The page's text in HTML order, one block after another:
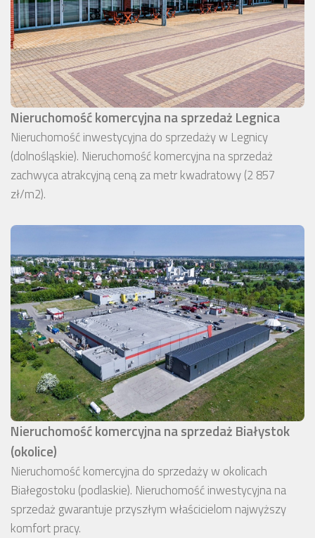
Nieruchomość komercyjna na sprzedaż Legnica
Nieruchomość inwestycyjna do sprzedaży w Legnicy
(dolnośląskie). Nieruchomość komercyjna na sprzedaż
zachwyca atrakcyjną ceną za metr kwadratowy (2 857
zł/m2).
Nieruchomość komercyjna na sprzedaż Białystok
(okolice)
Nieruchomość komercyjna do sprzedaży w okolicach
Białegostoku (podlaskie). Nieruchomość inwestycyjna na
sprzedaż gwarantuje przyszłym właścicielom najwyższy
komfort pracy.